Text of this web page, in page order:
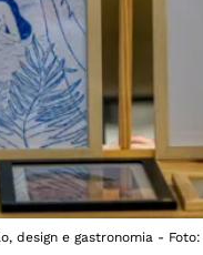
design e gastronomia -